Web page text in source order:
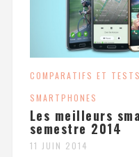
COMPARATIFS ET TESTS
SMARTPHONES
Les meilleurs
semestre 2014
11 JUIN 2014